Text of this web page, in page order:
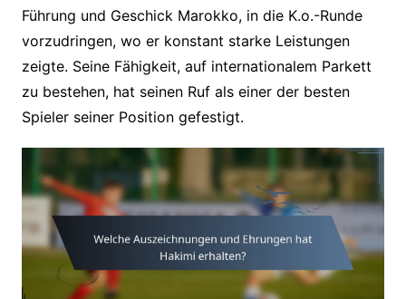
Führung und Geschick Marokko, in die K.o.-Runde
vorzudringen, wo er konstant starke Leistungen
zeigte. Seine Fähigkeit, auf internationalem Parkett
zu bestehen, hat seinen Ruf als einer der besten
Spieler seiner Position gefestigt.